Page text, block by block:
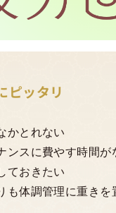
ピッタリ
かとれない
ンスに費やす時間が
ておきたい
も体調管理に重きを